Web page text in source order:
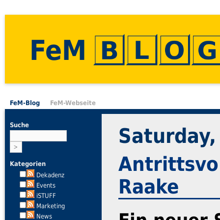
FeM
FeM-Blog FeM-Webseite
Suche
Kategorien
Dekadenz
Events
iSTUFF
Marketing
News
Raake